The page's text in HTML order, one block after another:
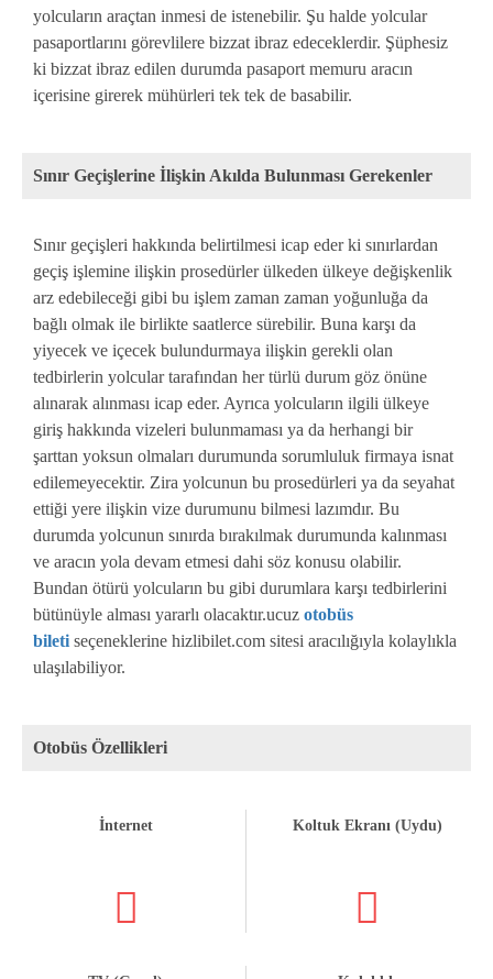
yolcuların araçtan inmesi de istenebilir. Şu halde yolcular
pasaportlarını görevlilere bizzat ibraz edeceklerdir. Şüphesiz
ki bizzat ibraz edilen durumda pasaport memuru aracın
içerisine girerek mühürleri tek tek de basabilir.
Sınır Geçişlerine İlişkin Akılda Bulunması Gerekenler
Sınır geçişleri hakkında belirtilmesi icap eder ki sınırlardan
geçiş işlemine ilişkin prosedürler ülkeden ülkeye değişkenlik
arz edebileceği gibi bu işlem zaman zaman yoğunluğa da
bağlı olmak ile birlikte saatlerce sürebilir. Buna karşı da
yiyecek ve içecek bulundurmaya ilişkin gerekli olan
tedbirlerin yolcular tarafından her türlü durum göz önüne
alınarak alınması icap eder. Ayrıca yolcuların ilgili ülkeye
giriş hakkında vizeleri bulunmaması ya da herhangi bir
şarttan yoksun olmaları durumunda sorumluluk firmaya isnat
edilemeyecektir. Zira yolcunun bu prosedürleri ya da seyahat
ettiği yere ilişkin vize durumunu bilmesi lazımdır. Bu
durumda yolcunun sınırda bırakılmak durumunda kalınması
ve aracın yola devam etmesi dahi söz konusu olabilir.
Bundan ötürü yolcuların bu gibi durumlara karşı tedbirlerini
bütünüyle alması yararlı olacaktır.ucuz otobüs
bileti seçeneklerine hizlibilet.com sitesi aracılığıyla kolaylıkla
ulaşılabiliyor.
Otobüs Özellikleri
İnternet Koltuk Ekranı (Uydu)